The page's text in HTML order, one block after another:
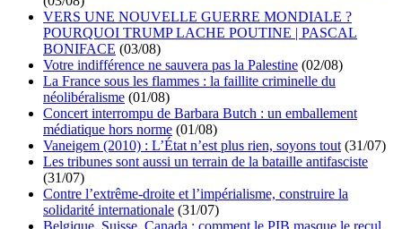
VERS UNE NOUVELLE GUERRE MONDIALE ?
POURQUOI TRUMP LACHE POUTINE | PASCAL
BONIFACE (03/08)
Votre indifférence ne sauvera pas la Palestine (02/08)
La France sous les flammes : la faillite criminelle du
néolibéralisme (01/08)
Concert interrompu de Barbara Butch : un emballement
médiatique hors norme (01/08)
Vaneigem (2010) : L’État n’est plus rien, soyons tout (31/07)
Les tribunes sont aussi un terrain de la bataille antifasciste
(31/07)
Contre l’extrême-droite et l’impérialisme, construire la
solidarité internationale (31/07)
Belgique, Suisse, Canada : comment le PIB masque le recul